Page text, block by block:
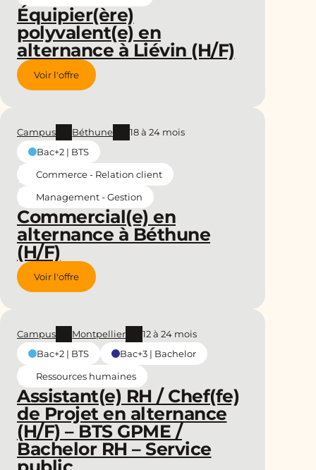
Équipier(ère)
polyvalent(e) en
alternance à Liévin (H/F)
Voir l'offre
Commercial(e) en
alternance à Béthune
(H/F)
Campus Béthune
18 à 24 mois
Bac+2 | BTS
Commerce - Relation client
Management - Gestion
Voir l'offre
Assistant(e) RH / Chef(fe)
de Projet en alternance
(H/F) – BTS GPME /
Bachelor RH – Service
Campus Montpellier
12 à 24 mois
Bac+2 | BTS
Bac+3 | Bachelor
Ressources humaines